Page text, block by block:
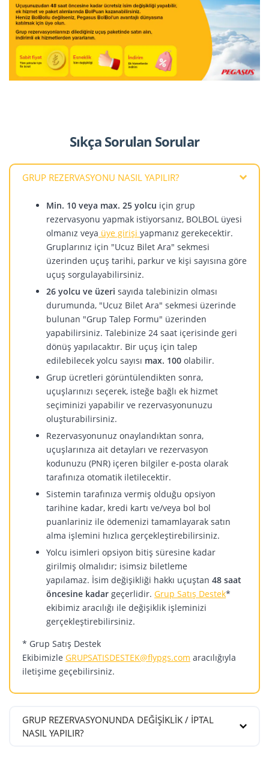
Sıkça Sorulan Sorular
GRUP REZERVASYONU NASIL YAPILIR?
Min. 10 veya max. 25 yolcu için grup
rezervasyonu yapmak istiyorsanız, BOLBOL üyesi
olmanız veya üye girişi yapmanız gerekecektir.
Gruplarınız için "Ucuz Bilet Ara" sekmesi
üzerinden uçuş tarihi, parkur ve kişi sayısına göre
uçuş sorgulayabilirsiniz.
26 yolcu ve üzeri sayıda talebinizin olması
durumunda, "Ucuz Bilet Ara" sekmesi üzerinde
bulunan "Grup Talep Formu" üzerinden
yapabilirsiniz. Talebinize 24 saat içerisinde geri
dönüş yapılacaktır. Bir uçuş için talep
edilebilecek yolcu sayısı max. 100 olabilir.
Grup ücretleri görüntülendikten sonra,
uçuşlarınızı seçerek, isteğe bağlı ek hizmet
seçiminizi yapabilir ve rezervasyonunuzu
oluşturabilirsiniz.
Rezervasyonunuz onaylandıktan sonra,
uçuşlarınıza ait detayları ve rezervasyon
kodunuzu (PNR) içeren bilgiler e-posta olarak
tarafınıza otomatik iletilecektir.
Sistemin tarafınıza vermiş olduğu opsiyon
tarihine kadar, kredi kartı ve/veya bol bol
puanlariniz ile ödemenizi tamamlayarak satın
alma işlemini hızlıca gerçekleştirebilirsiniz.
Yolcu isimleri opsiyon bitiş süresine kadar
girilmiş olmalıdır; isimsiz biletleme
yapılamaz. İsim değişikliği hakkı uçuştan 48 saat
öncesine kadar geçerlidir. Grup Satış Destek*
ekibimiz aracılığı ile değişiklik işleminizi
gerçekleştirebilirsiniz.
* Grup Satış Destek
Ekibimizle GRUPSATISDESTEK@flypgs.com aracılığıyla
iletişime geçebilirsiniz.
GRUP REZERVASYONUNDA DEĞİŞİKLİK / İPTAL
NASIL YAPILIR?